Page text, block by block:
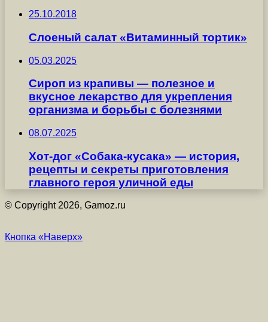
25.10.2018
Слоеный салат «Витаминный тортик»
05.03.2025
Сироп из крапивы — полезное и
вкусное лекарство для укрепления
организма и борьбы с болезнями
08.07.2025
Хот-дог «Собака-кусака» — история,
рецепты и секреты приготовления
главного героя уличной еды
© Copyright 2026, Gamoz.ru
Кнопка «Наверх»